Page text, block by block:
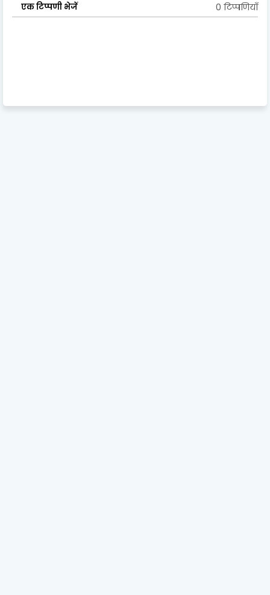
एक टिप्पणी भेजें 0 टिप्पणियाँ